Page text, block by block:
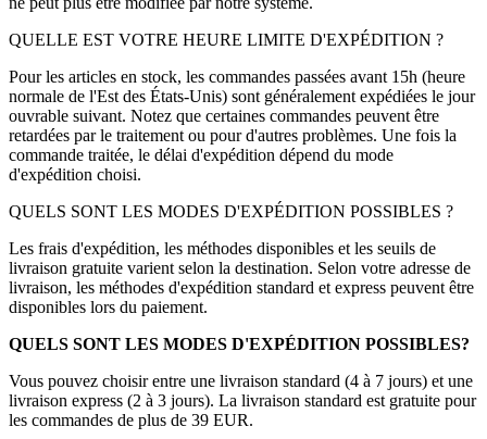
QUELLE EST VOTRE HEURE LIMITE D'EXPÉDITION ?
Pour les articles en stock, les commandes passées avant 15h (heure
normale de l'Est des États-Unis) sont généralement expédiées le jour
ouvrable suivant. Notez que certaines commandes peuvent être
retardées par le traitement ou pour d'autres problèmes. Une fois la
commande traitée, le délai d'expédition dépend du mode
d'expédition choisi.
QUELS SONT LES MODES D'EXPÉDITION POSSIBLES ?
Les frais d'expédition, les méthodes disponibles et les seuils de
livraison gratuite varient selon la destination. Selon votre adresse de
livraison, les méthodes d'expédition standard et express peuvent être
disponibles lors du paiement.
QUELS SONT LES MODES D'EXPÉDITION POSSIBLES?
Vous pouvez choisir entre une livraison standard (4 à 7 jours) et une
livraison express (2 à 3 jours). La livraison standard est gratuite pour
les commandes de plus de 39 EUR.